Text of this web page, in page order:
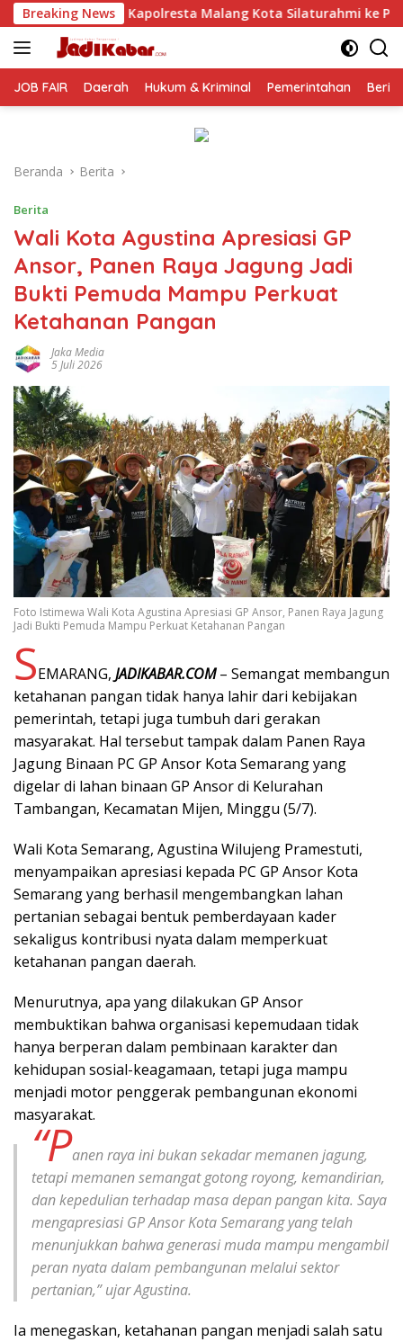
Langsung
ke
konten
Breaking News
Kota Silaturahmi ke PCNU, Perkuat Sinergi Ulama dan
JOB FAIR Daerah Hukum & Kriminal Pemerintahan
Beranda Berita
Berita
Wali Kota Agustina Apresiasi GP
Ansor, Panen Raya Jagung Jadi
Bukti Pemuda Mampu Perkuat
Ketahanan Pangan
Jaka Media
5 Juli 2026
Foto Istimewa Wali Kota Agustina Apresiasi GP Ansor, Panen Raya Jagung
Jadi Bukti Pemuda Mampu Perkuat Ketahanan Pangan
SEMARANG, JADIKABAR.COM– Semangat membangun
ketahanan pangan tidak hanya lahir dari kebijakan
pemerintah, tetapi juga tumbuh dari gerakan
masyarakat. Hal tersebut tampak dalam Panen Raya
Jagung Binaan PC GP Ansor Kota Semarang yang
digelar di lahan binaan GP Ansor di Kelurahan
Tambangan, Kecamatan Mijen, Minggu (5/7).
Wali Kota Semarang, Agustina Wilujeng Pramestuti,
menyampaikan apresiasi kepada PC GP Ansor Kota
Semarang yang berhasil mengembangkan lahan
pertanian sebagai bentuk pemberdayaan kader
sekaligus kontribusi nyata dalam memperkuat
ketahanan pangan daerah.
Menurutnya, apa yang dilakukan GP Ansor
membuktikan bahwa organisasi kepemudaan tidak
hanya berperan dalam pembinaan karakter dan
kehidupan sosial-keagamaan, tetapi juga mampu
menjadi motor penggerak pembangunan ekonomi
masyarakat.
“Panen raya ini bukan sekadar memanen jagung,
tetapi memanen semangat gotong royong, kemandirian,
dan kepedulian terhadap masa depan pangan kita. Saya
mengapresiasi GP Ansor Kota Semarang yang telah
menunjukkan bahwa generasi muda mampu mengambil
peran nyata dalam pembangunan melalui sektor
pertanian,” ujar Agustina.
Ia menegaskan, ketahanan pangan menjadi salah satu